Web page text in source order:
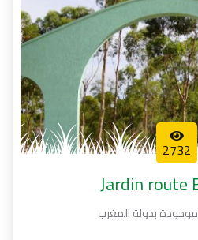
2732
Jardin route
بدولة المغرب